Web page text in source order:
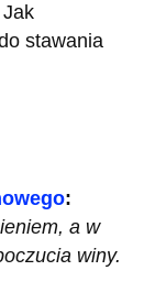
stawania
:
a w
winy.